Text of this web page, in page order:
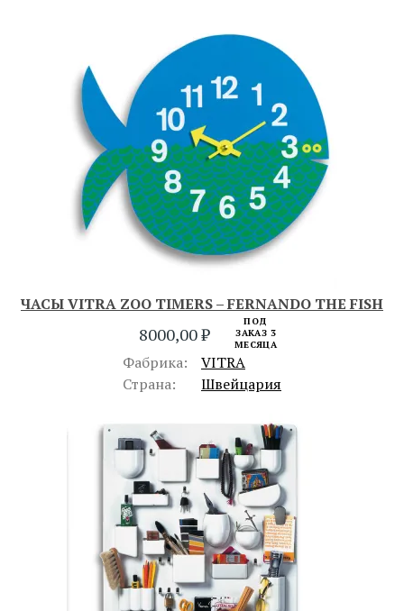
ЧАСЫ VITRA ZOO TIMERS – FERNANDO THE FISH
8000,00₽
ПОД
ЗАКАЗ 3
МЕСЯЦА
Фабрика:
VITRA
Страна:
Швейцария